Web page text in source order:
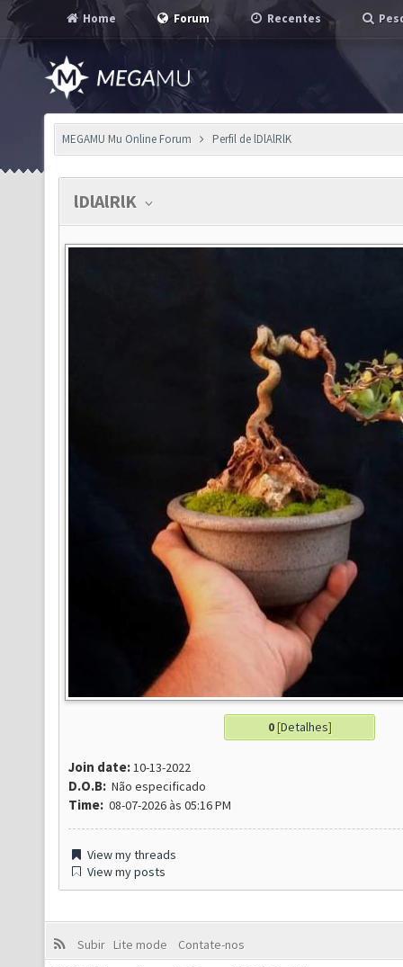
Home Forum Recentes
MEGAMU Mu Online Forum Perfil de lDlAlRlK
lDlAlRlK
0[Detalhes]
Join date:10-13-2022
D.O.B: Não especificado
Time: 08-07-2026 às 05:16 PM
View my threads
View my posts
Subir Lite mode
Contate-nos